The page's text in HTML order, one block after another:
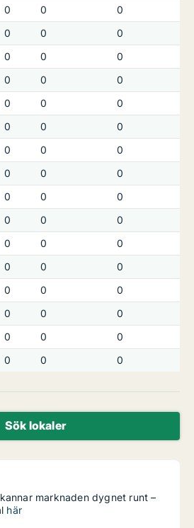
0 0
0
0 0
0
0 0
0
0 0
0
0 0
0
0 0
0
0 0
0
0 0
0
0 0
0
0 0
0
0 0
0
0 0
0
0 0
0
0 0
0
0 0
0
0 0 0
Sök lokaler
marknaden dygnet runt –
här